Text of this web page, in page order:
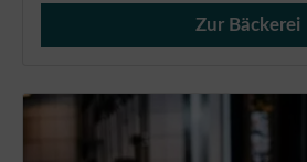
Verkauf von Brötchen,
Zur Bäckerei